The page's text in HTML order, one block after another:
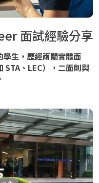
面試經驗分享
生，歷經兩關實體面
STA、LEC），二面則與